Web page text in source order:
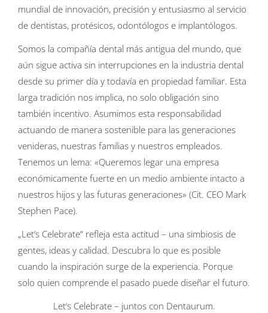
mundial de innovación, precisión y entusiasmo al servicio
de dentistas, protésicos, odontólogos e implantólogos.
Somos la compañía dental más antigua del mundo, que
aún sigue activa sin interrupciones en la industria dental
desde su primer día y todavía en propiedad familiar. Esta
larga tradición nos implica, no solo obligación sino
también incentivo. Asumimos esta responsabilidad
actuando de manera sostenible para las generaciones
venideras, nuestras familias y nuestros empleados.
Tenemos un lema: «Queremos legar una empresa
económicamente fuerte en un medio ambiente intacto a
nuestros hijos y las futuras generaciones» (Cit. CEO Mark
Stephen Pace).
„Let‘s Celebrate“ refleja esta actitud – una simbiosis de
gentes, ideas y calidad. Descubra lo que es posible
cuando la inspiración surge de la experiencia. Porque
solo quien comprende el pasado puede diseñar el futuro.
Let‘s Celebrate – juntos con Dentaurum.